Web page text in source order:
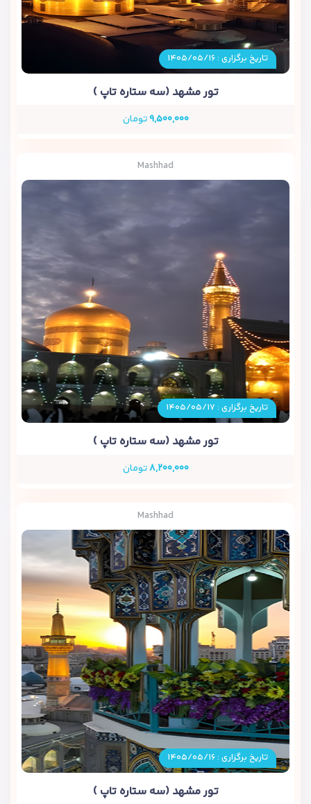
تاریخ برگزاری : ۱۴۰۵/۰۵/۱۶
تور مشهد (سه ستاره تاپ )
۹,۵۰۰,۰۰۰تومان
Mashhad
تاریخ برگزاری : ۱۴۰۵/۰۵/۱۷
تور مشهد (سه ستاره تاپ )
۸,۲۰۰,۰۰۰تومان
Mashhad
تاریخ برگزاری : ۱۴۰۵/۰۵/۱۶
تور مشهد (سه ستاره تاپ )